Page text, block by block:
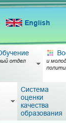
English
отдел
и
Система
оценки
качества
образования